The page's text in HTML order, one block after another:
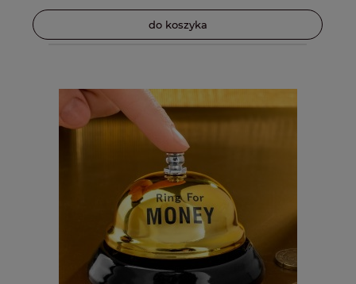
do koszyka